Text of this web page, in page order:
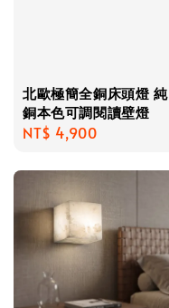
北歐極簡全銅床頭燈 純
銅本色可調閱讀壁燈
Regular
NT$ 4,900